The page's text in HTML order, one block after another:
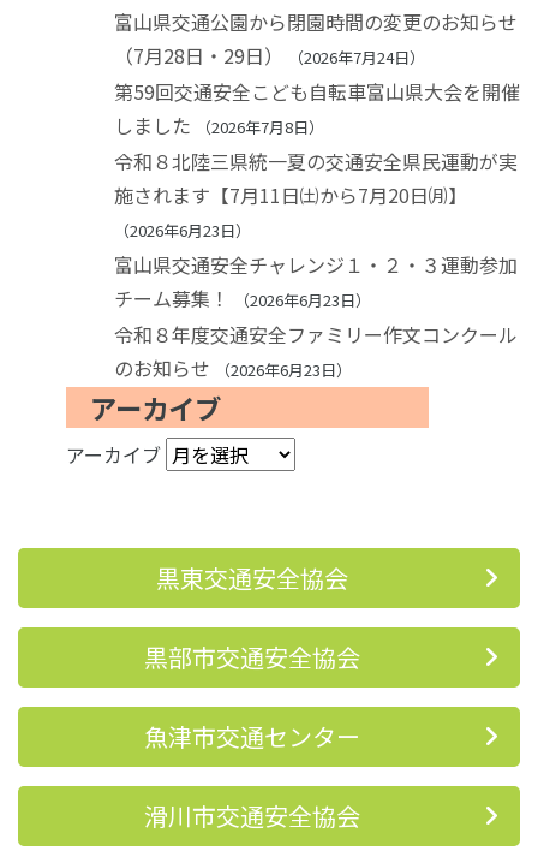
富山県交通公園から閉園時間の変更のお知らせ
（7月28日・29日）
2026年7月24日
第59回交通安全こども自転車富山県大会を開催
しました
2026年7月8日
令和８北陸三県統一夏の交通安全県民運動が実
施されます【7月11日㈯から7月20日㈪】
2026年6月23日
富山県交通安全チャレンジ１・２・３運動参加
チーム募集！
2026年6月23日
令和８年度交通安全ファミリー作文コンクール
のお知らせ
2026年6月23日
アーカイブ
アーカイブ
黒東交通安全協会
黒部市交通安全協会
魚津市交通センター
滑川市交通安全協会